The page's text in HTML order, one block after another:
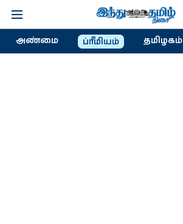
அண்மை ப்ரீமியம் தமிழகம்